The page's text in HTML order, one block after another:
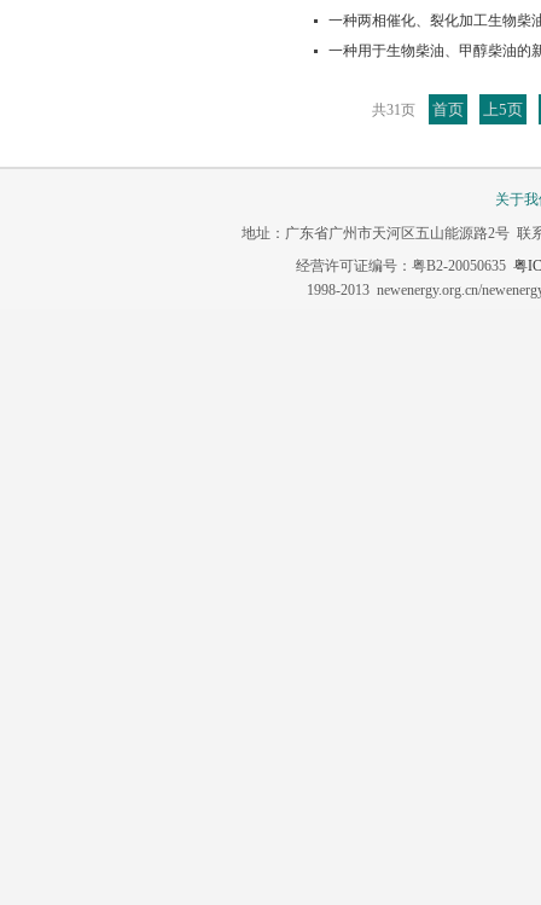
一种两相催化、裂化加工生物柴
一种用于生物柴油、甲醇柴油的
共31页 首页 上5页
关于
地址：广东省广州市天河区五山能源路2号 联
经营许可证编号：粤B2-20050635 粤
1998-2013 newenergy.org.cn/